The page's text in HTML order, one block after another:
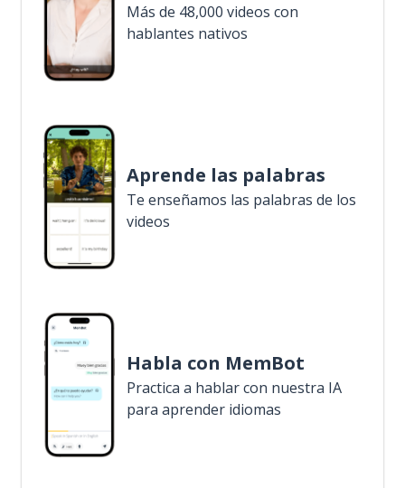
Más de 48,000 videos con
hablantes nativos
Aprende las palabras
Te enseñamos las palabras de los
videos
Habla con MemBot
Practica a hablar con nuestra IA
para aprender idiomas